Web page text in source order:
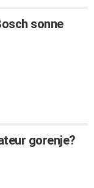
sonne
gorenje?